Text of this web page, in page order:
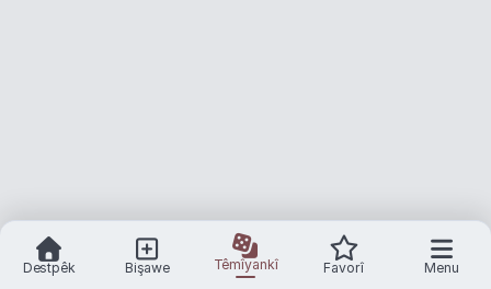
Destpêk Bişawe Têmîyankî Favorî Menu